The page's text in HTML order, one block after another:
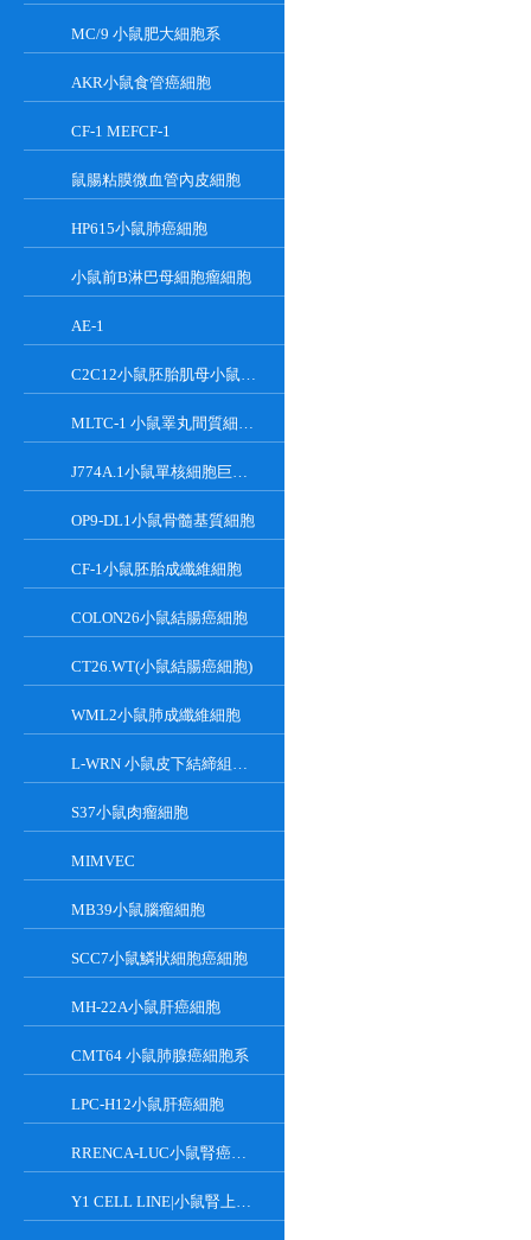
MC/9 小鼠肥大細胞系
AKR小鼠食管癌細胞
CF-1 MEFCF-1
鼠腸粘膜微血管內皮細胞
HP615小鼠肺癌細胞
小鼠前B淋巴母細胞瘤細胞
AE-1
C2C12小鼠胚胎肌母小鼠胚胎肌母細胞
MLTC-1 小鼠睪丸間質細胞瘤細胞系
J774A.1小鼠單核細胞巨噬細胞
OP9-DL1小鼠骨髓基質細胞
CF-1小鼠胚胎成纖維細胞
COLON26小鼠結腸癌細胞
CT26.WT(小鼠結腸癌細胞)
WML2小鼠肺成纖維細胞
L-WRN 小鼠皮下結締組織細胞系
S37小鼠肉瘤細胞
MIMVEC
MB39小鼠腦瘤細胞
SCC7小鼠鱗狀細胞癌細胞
MH-22A小鼠肝癌細胞
CMT64 小鼠肺腺癌細胞系
LPC-H12小鼠肝癌細胞
RRENCA-LUC小鼠腎癌細胞LUC轉染株
Y1 CELL LINE|小鼠腎上腺皮質瘤細胞